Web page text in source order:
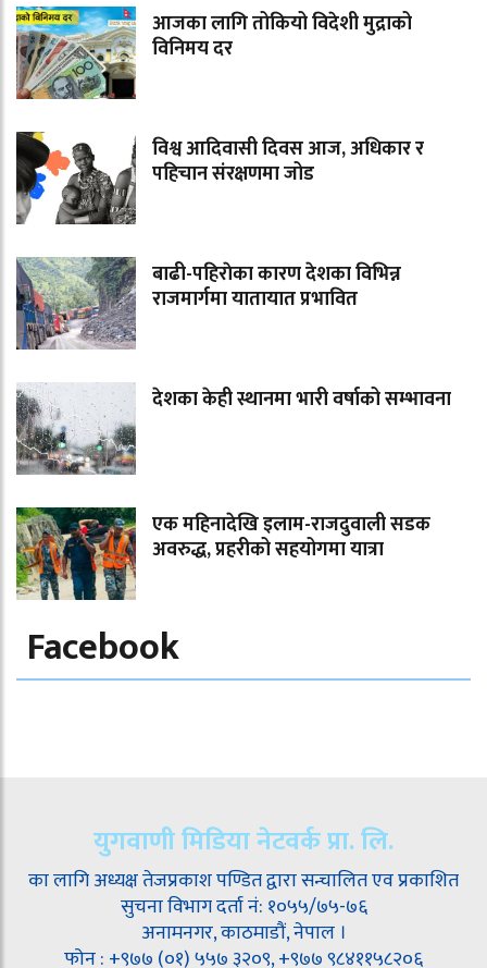
आजका लागि तोकियो विदेशी मुद्राको
विनिमय दर
विश्व आदिवासी दिवस आज, अधिकार र
पहिचान संरक्षणमा जोड
बाढी-पहिराेका कारण देशका विभिन्न
राजमार्गमा यातायात प्रभावित
देशका केही स्थानमा भारी वर्षाको सम्भावना
एक महिनादेखि इलाम-राजदुवाली सडक
अवरुद्ध, प्रहरीको सहयोगमा यात्रा
Facebook
युगवाणी मिडिया नेटवर्क प्रा. लि.
का लागि अध्यक्ष तेजप्रकाश पण्डित द्वारा सन्चालित एव प्रकाशित
सुचना विभाग दर्ता नं: १०५५/७५-७६
अनामनगर, काठमाडौं, नेपाल ।
फोन : +९७७ (०१) ५५७ ३२०९, +९७७ ९८४११५८२०६